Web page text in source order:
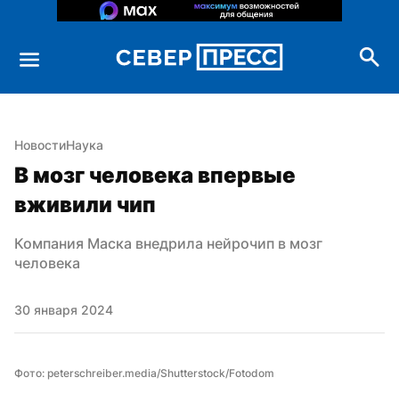
НовостиНаука
В мозг человека впервые
вживили чип
Компания Маска внедрила нейрочип в мозг
человека
30 января 2024
Фото: peterschreiber.media/Shutterstock/Fotodom